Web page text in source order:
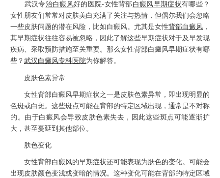
武汉专治白癜风好的医院-女性背部 白癜风早期症状有哪些？
女性朋友们常常对皮肤美白充满了关注与热情，但偶尔我们会忽略
一些皮肤问题的潜在风险，比如白癜风。尤其是女性背部白癜风 ，
其早期症状往往容易被忽略，因此了解这些早期症状对于及早发现
疾病、采取预防措施至关重要。那么女性背部白癜风早期症状有哪
些？ 武汉白癜风专科医院为你解答。
皮肤色素异常
女性背部白癜风早期症状之一是皮肤色素异常，即出现明显的
色斑或白斑。这些斑点可能在背部的特定区域出现，通常是不对称
的。由于白癜风会导致皮肤色素失去，因此这些斑点可能逐渐扩
大，甚至蔓延到其他部位。
肤色变化
女性背部白癜风的早期症状还可能表现为肤色的变化。可能会
出现皮肤颜色变浅或变暗的情况。这种变化可能在背部的特定区域